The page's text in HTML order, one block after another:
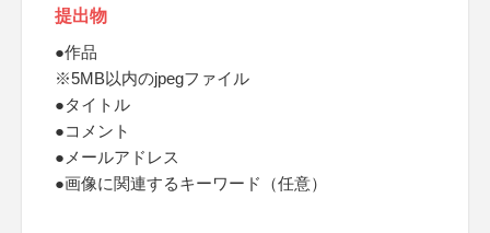
提出物
●作品
※5MB以内のjpegファイル
●タイトル
●コメント
●メールアドレス
●画像に関連するキーワード（任意）